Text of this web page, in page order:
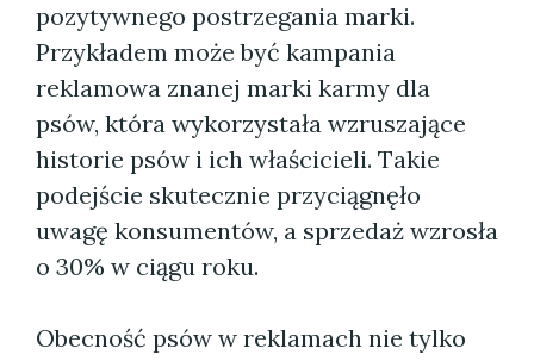
pozytywnego postrzegania marki.
Przykładem może być kampania
reklamowa znanej marki karmy dla
psów, która wykorzystała wzruszające
historie psów i ich właścicieli. Takie
podejście skutecznie przyciągnęło
uwagę konsumentów, a sprzedaż wzrosła
o 30% w ciągu roku.
Obecność psów w reklamach nie tylko